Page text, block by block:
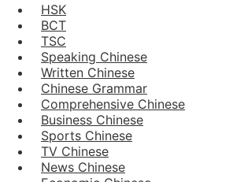
HSK
BCT
TSC
Speaking Chinese
Written Chinese
Chinese Grammar
Comprehensive Chinese
Business Chinese
Sports Chinese
TV Chinese
News Chinese